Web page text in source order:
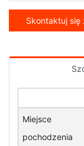
Skontaktuj się
Miejsce
pochodzenia